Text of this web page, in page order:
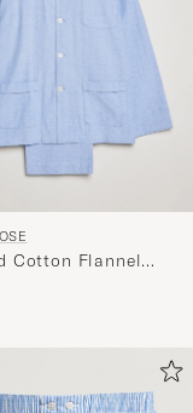
Cotton Flannel
Pyjama Set